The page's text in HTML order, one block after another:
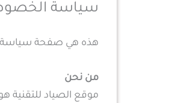
سياسة
هذه هي صفحة سياسة
من نحن
موقع الصياد للتقنية